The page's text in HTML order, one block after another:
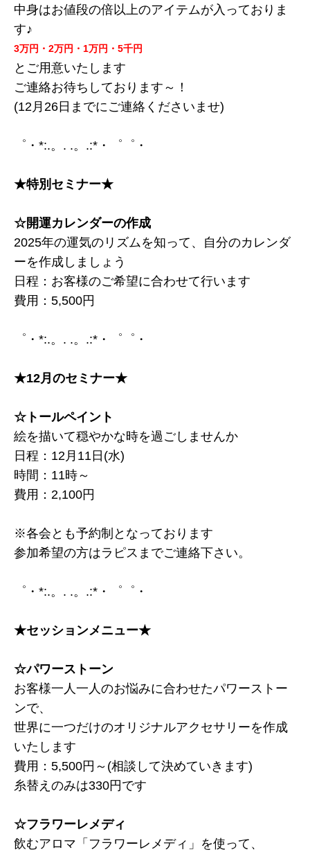
中身はお値段の倍以上のアイテムが入っておりま
す♪
3万円・2万円・1万円・5千円
とご用意いたします
ご連絡お待ちしております～！
(12月26日までにご連絡くださいませ)
゜・*:.。. .。.:*・゜゜・
★特別セミナー★
☆開運カレンダーの作成
2025年の運気のリズムを知って、自分のカレンダ
ーを作成しましょう
日程：お客様のご希望に合わせて行います
費用：5,500円
゜・*:.。. .。.:*・゜゜・
★12月のセミナー★
☆トールペイント
絵を描いて穏やかな時を過ごしませんか
日程：12月11日(水)
時間：11時～
費用：2,100円
※各会とも予約制となっております
参加希望の方はラピスまでご連絡下さい。
゜・*:.。. .。.:*・゜゜・
★セッションメニュー★
☆パワーストーン
お客様一人一人のお悩みに合わせたパワーストー
ンで、
世界に一つだけのオリジナルアクセサリーを作成
いたします
費用：5,500円～(相談して決めていきます)
糸替えのみは330円です
☆フラワーレメディ
飲むアロマ「フラワーレメディ」を使って、